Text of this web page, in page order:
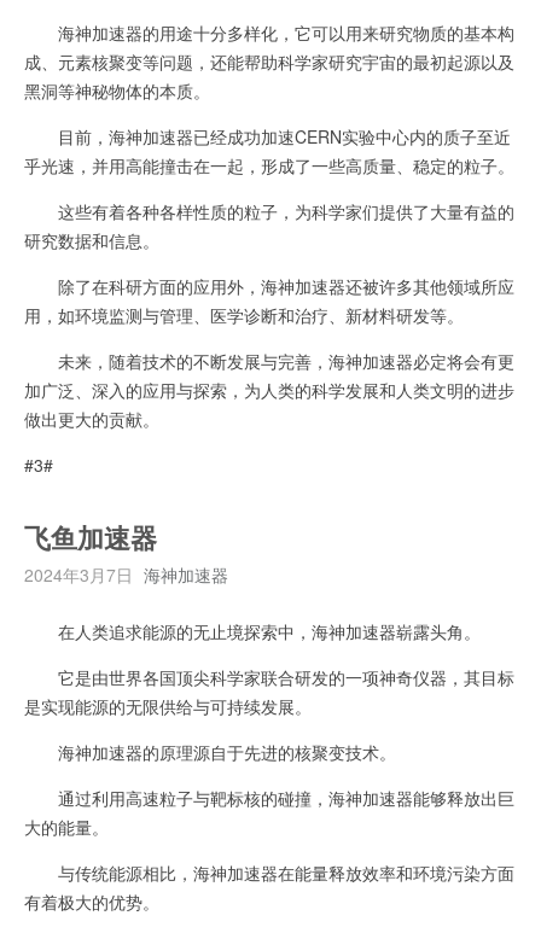
海神加速器的用途十分多样化，它可以用来研究物质的基本构
成、元素核聚变等问题，还能帮助科学家研究宇宙的最初起源以及
黑洞等神秘物体的本质。
目前，海神加速器已经成功加速CERN实验中心内的质子至近
乎光速，并用高能撞击在一起，形成了一些高质量、稳定的粒子。
这些有着各种各样性质的粒子，为科学家们提供了大量有益的
研究数据和信息。
除了在科研方面的应用外，海神加速器还被许多其他领域所应
用，如环境监测与管理、医学诊断和治疗、新材料研发等。
未来，随着技术的不断发展与完善，海神加速器必定将会有更
加广泛、深入的应用与探索，为人类的科学发展和人类文明的进步
做出更大的贡献。
#3#
飞鱼加速器
2024年3月7日 海神加速器
在人类追求能源的无止境探索中，海神加速器崭露头角。
它是由世界各国顶尖科学家联合研发的一项神奇仪器，其目标
是实现能源的无限供给与可持续发展。
海神加速器的原理源自于先进的核聚变技术。
通过利用高速粒子与靶标核的碰撞，海神加速器能够释放出巨
大的能量。
与传统能源相比，海神加速器在能量释放效率和环境污染方面
有着极大的优势。